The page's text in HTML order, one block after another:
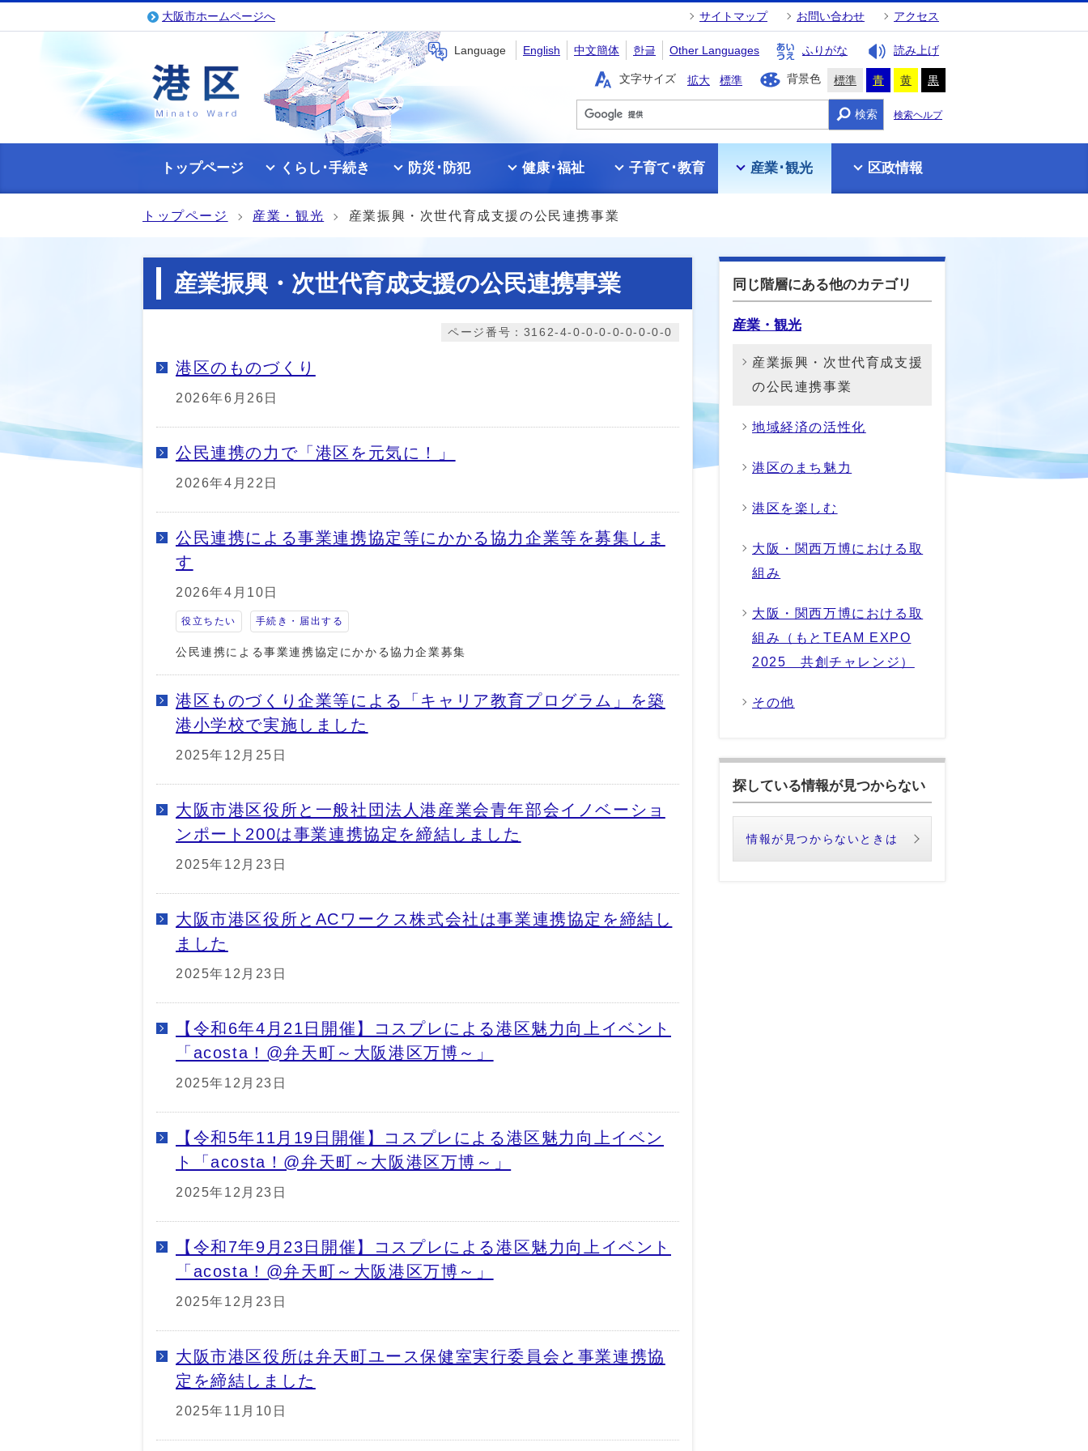
大阪市ホームページへ サイトマップ お問い合わせ アクセス
Language English 中文簡体 한글 Other Languages ふりがな 読み上げ
文字サイズ 拡大 標準 背景色 標準 青 黄 黒
検索 検索ヘルプ
トップページ くらし･手続き 防災･防犯 健康･福祉 子育て･教育 産業･観光 区政情報
トップページ 産業・観光 産業振興・次世代育成支援の公民連携事業
産業振興・次世代育成支援の公民連携事業
ページ番号：3162-4-0-0-0-0-0-0-0-0
港区のものづくり
2026年6月26日
公民連携の力で「港区を元気に！」
2026年4月22日
公民連携による事業連携協定等にかかる協力企業等を募集しま
す
2026年4月10日
役立ちたい 手続き・届出する
公民連携による事業連携協定にかかる協力企業募集
港区ものづくり企業等による「キャリア教育プログラム」を築
港小学校で実施しました
2025年12月25日
大阪市港区役所と一般社団法人港産業会青年部会イノベーショ
ンポート200は事業連携協定を締結しました
2025年12月23日
大阪市港区役所とACワークス株式会社は事業連携協定を締結し
ました
2025年12月23日
【令和6年4月21日開催】コスプレによる港区魅力向上イベント
「acosta！@弁天町～大阪港区万博～」
2025年12月23日
【令和5年11月19日開催】コスプレによる港区魅力向上イベン
ト「acosta！@弁天町～大阪港区万博～」
2025年12月23日
【令和7年9月23日開催】コスプレによる港区魅力向上イベント
「acosta！@弁天町～大阪港区万博～」
2025年12月23日
大阪市港区役所は弁天町ユース保健室実行委員会と事業連携協
定を締結しました
2025年11月10日
同じ階層にある他のカテゴリ
産業・観光
産業振興・次世代育成支援
の公民連携事業
地域経済の活性化
港区のまち魅力
港区を楽しむ
大阪・関西万博における取
組み
大阪・関西万博における取
組み（もとTEAM EXPO
2025 共創チャレンジ）
その他
探している情報が見つからない
情報が見つからないときは